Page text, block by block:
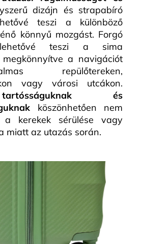
dizájn és strapabíró
teszi a különböző
könnyű mozgást. Forgó
lehetővé teszi a sima
megkönnyítve a navigációt
repülőtereken,
vagy városi utcákon.
tartósságuknak és
köszönhetően nem
a kerekek sérülése vagy
miatt az utazás során.